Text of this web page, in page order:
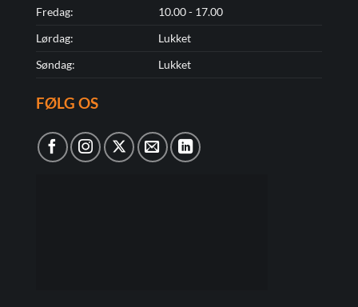
Fredag:
10.00 - 17.00
Lørdag:
Lukket
Søndag:
Lukket
FØLG OS